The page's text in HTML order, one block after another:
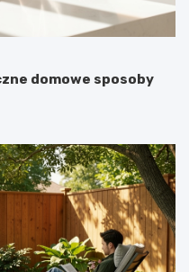
domowe sposoby